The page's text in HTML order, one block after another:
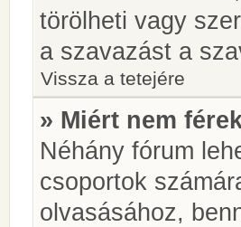
törölheti vagy
a szavazást a
Vissza a tetejére
» Miért nem
Néhány fórum
csoportok
olvasásához,